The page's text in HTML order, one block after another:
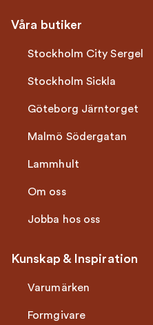
Våra butiker
Stockholm City Sergel
Stockholm Sickla
Göteborg Järntorget
Malmö Södergatan
Lammhult
Om oss
Jobba hos oss
Kunskap & Inspiration
Varumärken
Formgivare